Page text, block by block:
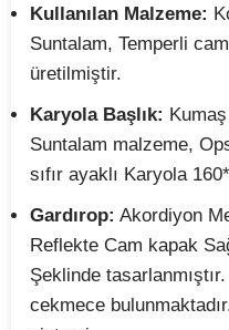
Kullanılan Malzeme:
Suntalam, Temperli
üretilmiştir.
Karyola Başlık:
Suntalam malzeme,
sıfır ayaklı Karyola
Gardırop: Akordiyon
Reflekte Cam kapak
Şeklinde
cekmece